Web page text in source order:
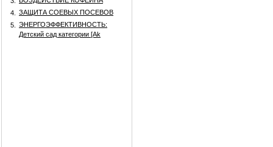
4.
ЗАЩИТА СОЕВЫХ ПОСЕВОВ
5.
ЭНЕРГОЭФФЕКТИВНОСТЬ:
Детский сад категории [Аk